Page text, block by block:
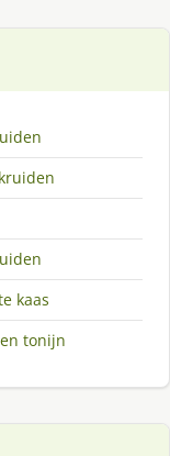
kaas
tonijn